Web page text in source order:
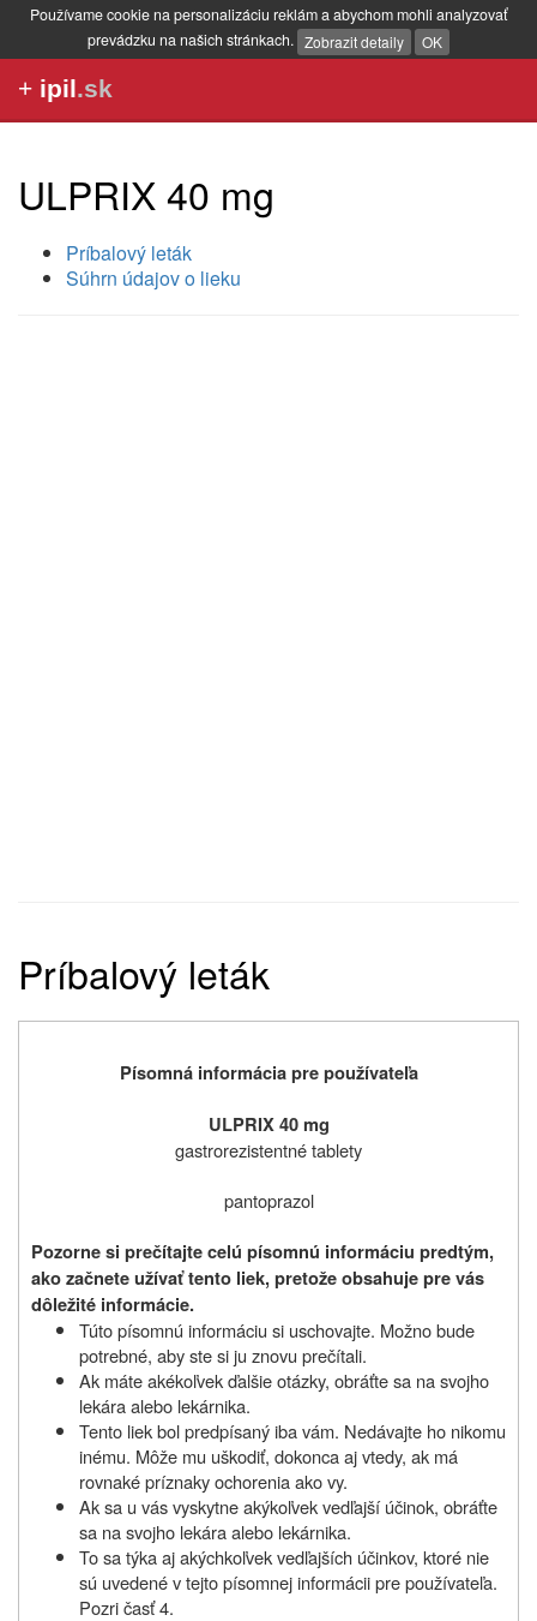
Používame cookie na personalizáciu reklám a abychom mohli analyzovať
prevádzku na našich stránkach. Zobrazit detaily OK
+ ipil.sk
ULPRIX 40 mg
Príbalový leták
Súhrn údajov o lieku
Príbalový leták
Písomná informácia pre používateľa
ULPRIX 40 mg
gastrorezistentné tablety
pantoprazol
Pozorne si prečítajte celú písomnú informáciu predtým,
ako začnete užívať tento liek, pretože obsahuje pre vás
dôležité informácie.
Túto písomnú informáciu si uschovajte. Možno bude
potrebné, aby ste si ju znovu prečítali.
Ak máte akékoľvek ďalšie otázky, obráťte sa na svojho
lekára alebo lekárnika.
Tento liek bol predpísaný iba vám. Nedávajte ho nikomu
inému. Môže mu uškodiť, dokonca aj vtedy, ak má
rovnaké príznaky ochorenia ako vy.
Ak sa u vás vyskytne akýkoľvek vedľajší účinok, obráťte
sa na svojho lekára alebo lekárnika.
To sa týka aj akýchkoľvek vedľajších účinkov, ktoré nie
sú uvedené v tejto písomnej informácii pre používateľa.
Pozri časť 4.